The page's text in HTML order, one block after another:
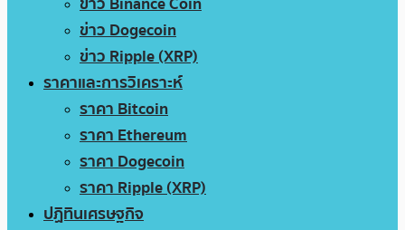
ข่าว Dogecoin
ข่าว Ripple (XRP)
ราคาและการวิเคราะห์
ราคา Bitcoin
ราคา Ethereum
ราคา Dogecoin
ราคา Ripple (XRP)
ปฏิทินเศรษฐกิจ